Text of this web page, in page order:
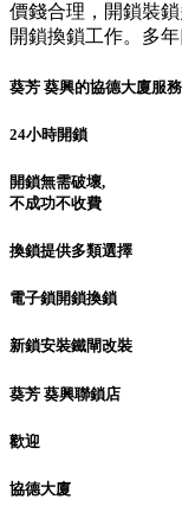
價錢合理，開鎖裝
開鎖換鎖工作。多
葵芳 葵興的協德大廈服
24小時開鎖
開鎖無需破壞,
不成功不收費
換鎖提供多類選擇
電子鎖開鎖換鎖
新鎖安裝鐵閘改裝
葵芳 葵興聯鎖店
歡迎
協德大廈